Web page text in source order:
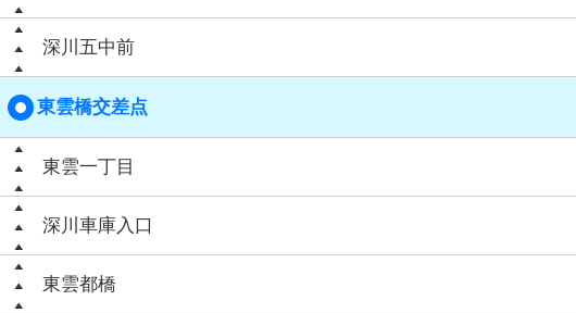
深川五中前
東雲橋交差点
東雲一丁目
深川車庫入口
東雲都橋